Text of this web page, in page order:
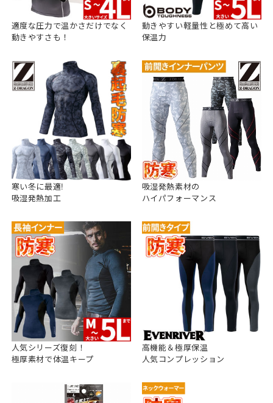
適度な圧力で温かさだけでなく
動きやすさも！
動きやすい軽量性と極めて高い
保温力
寒い冬に最適!
吸湿発熱加工
吸湿発熱素材の
ハイパフォーマンス
人気シリーズ復刻！
極厚素材で体温キープ
高機能＆極厚保温
人気コンプレッション